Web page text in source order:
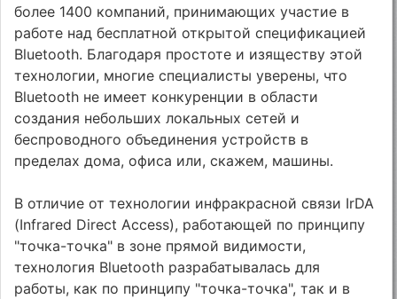
более 1400 компаний, принимающих участие в
работе над бесплатной открытой спецификацией
Bluetooth. Благодаря простоте и изяществу этой
технологии, многие специалисты уверены, что
Bluetooth не имеет конкуренции в области
создания небольших локальных сетей и
беспроводного объединения устройств в
пределах дома, офиса или, скажем, машины.
В отличие от технологии инфракрасной связи IrDA
(Infrared Direct Access), работающей по принципу
"точка-точка" в зоне прямой видимости,
технология Bluetooth разрабатывалась для
работы, как по принципу "точка-точка", так и в